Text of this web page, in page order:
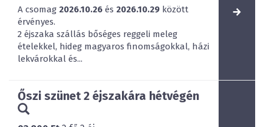
A csomag 2026.10.26 és 2026.10.29 között
érvényes.
2 éjszaka szállás bőséges reggeli meleg
ételekkel, hideg magyaros finomságokkal, házi
lekvárokkal és...
Őszi szünet 2 éjszakára hétvégén